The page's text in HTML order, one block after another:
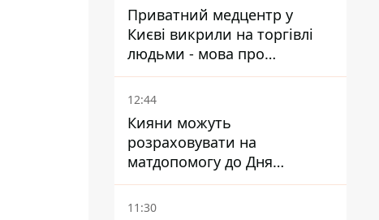
Приватний медцентр у
Києві викрили на торгівлі
людьми - мова про
сурогатне материнство
12:44
Кияни можуть
розраховувати на
матдопомогу до Дня
незалежності - кому її
дадуть
11:30